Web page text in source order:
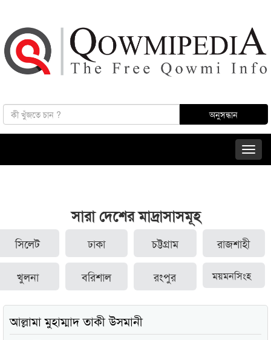
সারা দেশের মাদ্রাসাসমূহ
সিলেট ঢাকা চট্টগ্রাম রাজশাহী
খুলনা বরিশাল রংপুর ময়মনসিংহ
আল্লামা মুহাম্মাদ তাকী উসমানী